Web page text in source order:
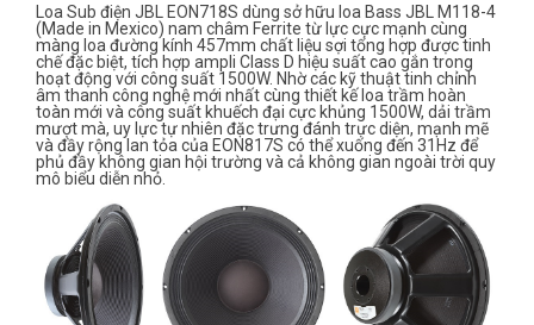
Loa Sub điện JBL EON718S dùng sở hữu loa Bass JBL M118-4
(Made in Mexico) nam châm Ferrite từ lực cực mạnh cùng
màng loa đường kính 457mm chất liệu sợi tổng hợp được tinh
chế đặc biệt, tích hợp ampli Class D hiệu suất cao gắn trong
hoạt động với công suất 1500W. Nhờ các kỹ thuật tinh chỉnh
âm thanh công nghệ mới nhất cùng thiết kế loa trầm hoàn
toàn mới và công suất khuếch đại cực khủng 1500W, dải trầm
mượt mà, uy lực tự nhiên đặc trưng đánh trực diện, mạnh mẽ
và đầy rộng lan tỏa của EON817S có thể xuống đến 31Hz để
phủ đầy không gian hội trường và cả không gian ngoài trời quy
mô biểu diễn nhỏ.